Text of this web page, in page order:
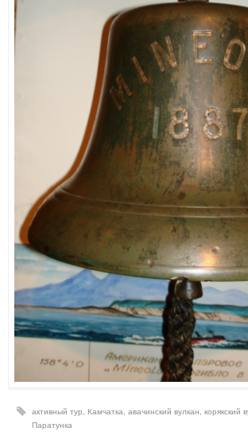
активный тур Камчатка авачинский вулкан корякский
Паратунка